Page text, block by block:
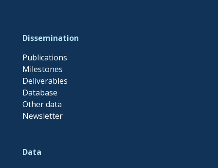
Dissemination
Publications
Milestones
Deliverables
Database
Other data
Newsletter
Data